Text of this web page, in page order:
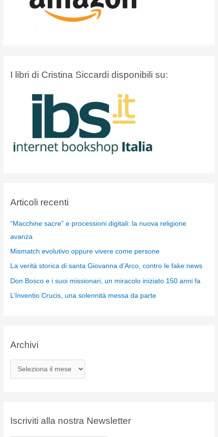
I libri di Cristina Siccardi disponibili su:
Articoli recenti
“Macchine sacre” e processioni digitali: la nuova religione
avanza
Mismatch evolutivo oppure vivere come persone
La verità storica di santa Giovanna d’Arco, contro le fake news
Don Bosco e i suoi missionari, un miracolo iniziato 150 anni fa
L’Inventio Crucis, una solennità messa da parte
Archivi
r
iIscriviti alla nostra Newsletter